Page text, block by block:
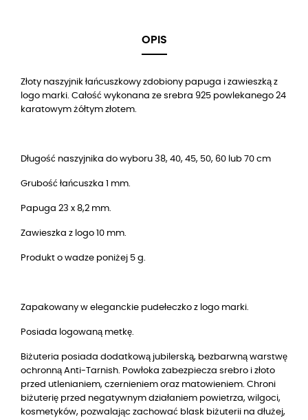
OPIS
Złoty naszyjnik łańcuszkowy zdobiony papuga i zawieszką z
logo marki. Całość wykonana ze srebra 925 powlekanego 24
karatowym żółtym złotem.
Długość naszyjnika do wyboru 38, 40, 45, 50, 60 lub 70 cm
Grubość łańcuszka 1 mm.
Papuga 23 x 8,2 mm.
Zawieszka z logo 10 mm.
Produkt o wadze poniżej 5 g.
Zapakowany w eleganckie pudełeczko z logo marki.
Posiada logowaną metkę.
Biżuteria posiada dodatkową jubilerską, bezbarwną warstwę
ochronną Anti-Tarnish. Powłoka zabezpiecza srebro i złoto
przed utlenianiem, czernieniem oraz matowieniem. Chroni
biżuterię przed negatywnym działaniem powietrza, wilgoci,
kosmetyków, pozwalając zachować blask biżuterii na dłużej,